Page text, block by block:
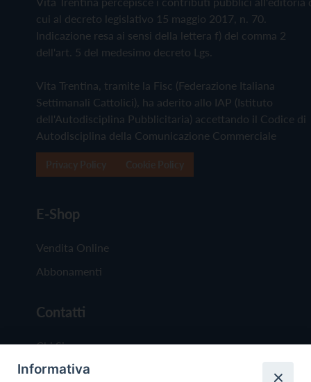
cui al decreto legislativo 15 maggio 2017, n. 70.
Indicazione resa ai sensi della lettera f) del comma 2
dell'art. 5 del medesimo decreto Lgs.
Vita Trentina, tramite la Fisc (Federazione Italiana
Settimanali Cattolici), ha aderito allo IAP (Istituto
dell'Autodisciplina Pubblicitaria) accettando il Codice di
Autodisciplina della Comunicazione Commerciale
E-Shop
Vendita Online
Abbonamenti
Contatti
Chi Siamo
Redazione
Informativa